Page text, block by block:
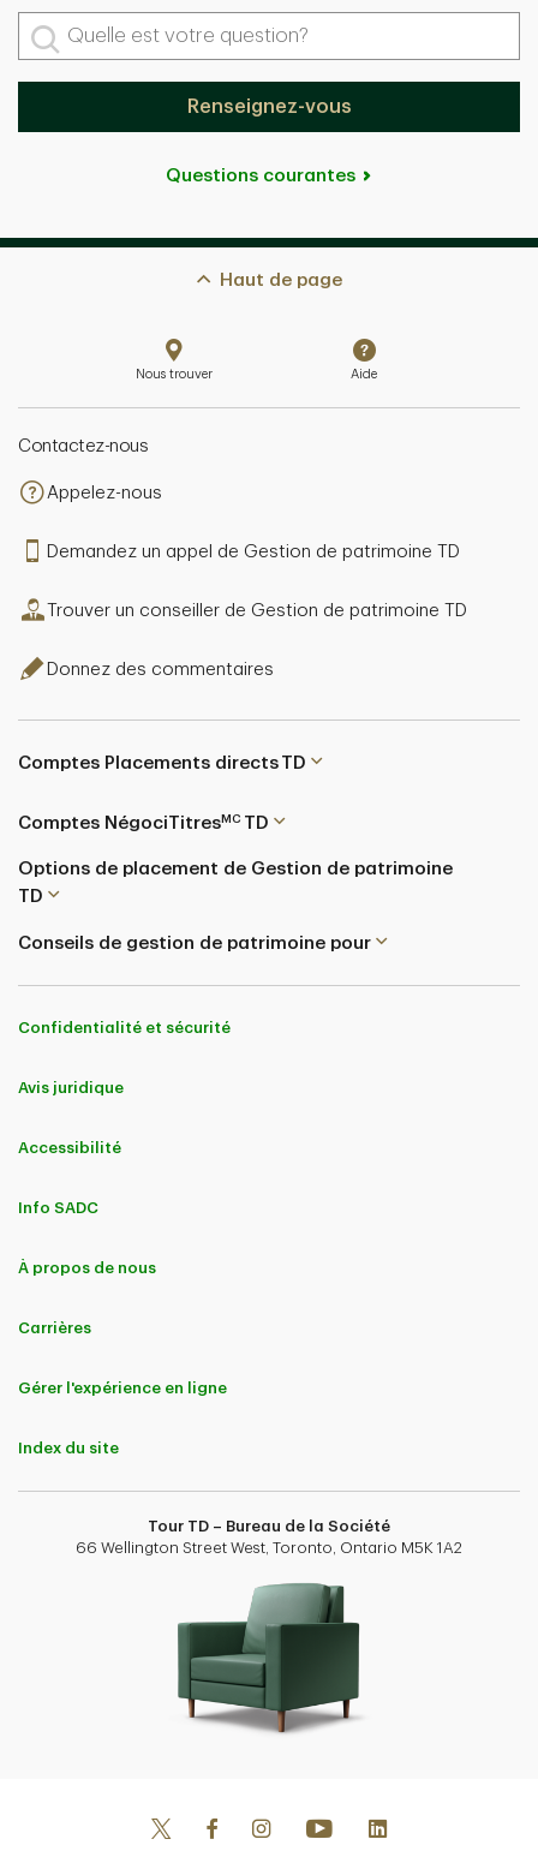
Quelle est votre question?
Renseignez-vous
Questions courantes
Haut de page
Nous trouver Aide
Contactez-nous
Appelez-nous
Demandez un appel de Gestion de patrimoine TD
Trouver un conseiller de Gestion de patrimoine TD
Donnez des commentaires
Comptes Placements directs TD
Comptes NégociTitres MC TD
Options de placement de Gestion de patrimoine
TD
Conseils de gestion de patrimoine pour
Confidentialité et sécurité
Avis juridique
Accessibilité
Info SADC
À propos de nous
Carrières
Gérer l'expérience en ligne
Index du site
Tour TD – Bureau de la Société
66 Wellington Street West, Toronto, Ontario M5K 1A2